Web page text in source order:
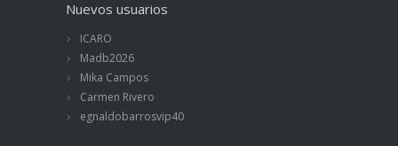
Nuevos usuarios
ICARO
Madb2026
Mika Campos
Carmen Rivero
egnaldobarrosvip40